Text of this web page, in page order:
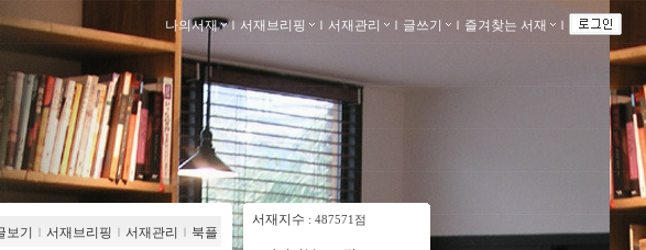
나의서재 ｌ 서재브리핑 ｌ 서재관리 ｌ 글쓰기 ｌ 즐겨찾는 서재 ｌ
보기 ｌ 서재브리핑 ｌ 서재관리 ｌ 북플
서재지수 : 487571점